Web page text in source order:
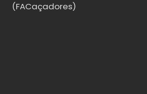
(FACaçadores)